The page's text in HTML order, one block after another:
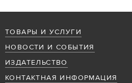
ТОВАРЫ И УСЛУГИ
НОВОСТИ И СОБЫТИЯ
ИЗДАТЕЛЬСТВО
КОНТАКТНАЯ ИНФОРМАЦИЯ